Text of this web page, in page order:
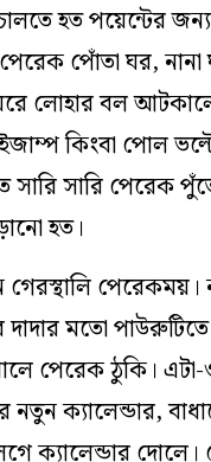
হত পয়েন্টের
পোঁতা ঘর, নানা
লোহার বল
কিংবা পোল
সারি সারি পেরেক
হত।
পেরেকময়।
দাদার মতো
পেরেক ঠুকি। এটা-
ক্যালেন্ডার,
ক্যালেন্ডার দোলে।